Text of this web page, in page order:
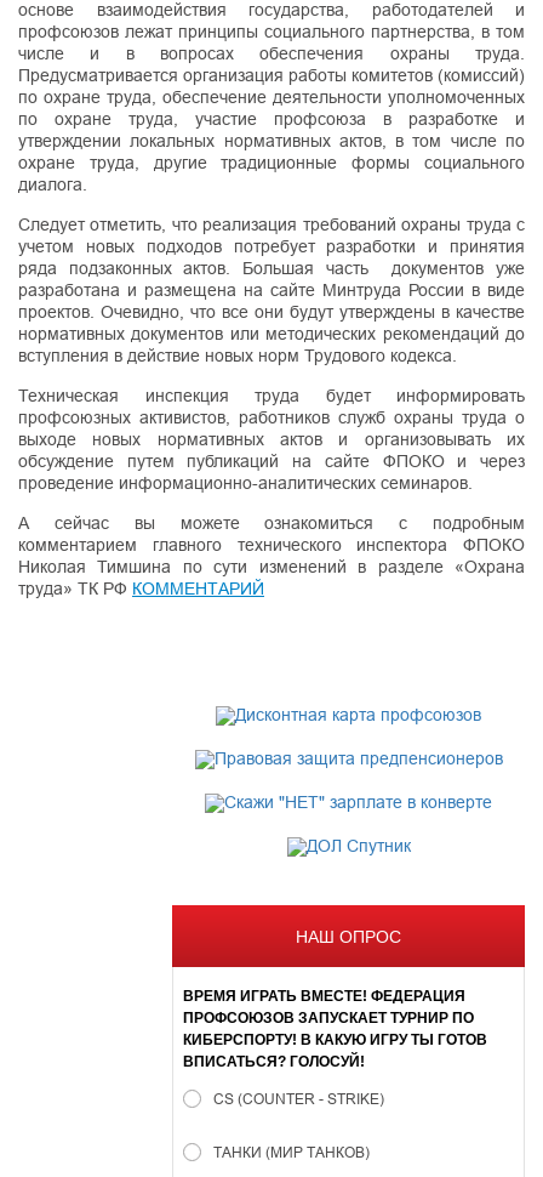
основе взаимодействия государства, работодателей и
профсоюзов лежат принципы социального партнерства, в том
числе и в вопросах обеспечения охраны труда.
Предусматривается организация работы комитетов (комиссий)
по охране труда, обеспечение деятельности уполномоченных
по охране труда, участие профсоюза в разработке и
утверждении локальных нормативных актов, в том числе по
охране труда, другие традиционные формы социального
диалога.
Следует отметить, что реализация требований охраны труда с
учетом новых подходов потребует разработки и принятия
ряда подзаконных актов. Большая часть документов уже
разработана и размещена на сайте Минтруда России в виде
проектов. Очевидно, что все они будут утверждены в качестве
нормативных документов или методических рекомендаций до
вступления в действие новых норм Трудового кодекса.
Техническая инспекция труда будет информировать
профсоюзных активистов, работников служб охраны труда о
выходе новых нормативных актов и организовывать их
обсуждение путем публикаций на сайте ФПОКО и через
проведение информационно-аналитических семинаров.
А сейчас вы можете ознакомиться с подробным
комментарием главного технического инспектора ФПОКО
Николая Тимшина по сути изменений в разделе «Охрана
труда» ТК РФ КОММЕНТАРИЙ
НАШ ОПРОС
ВРЕМЯ ИГРАТЬ ВМЕСТЕ! ФЕДЕРАЦИЯ
ПРОФСОЮЗОВ ЗАПУСКАЕТ ТУРНИР ПО
КИБЕРСПОРТУ! В КАКУЮ ИГРУ ТЫ ГОТОВ
ВПИСАТЬСЯ? ГОЛОСУЙ!
CS (COUNTER - STRIKE)
ТАНКИ (МИР ТАНКОВ)